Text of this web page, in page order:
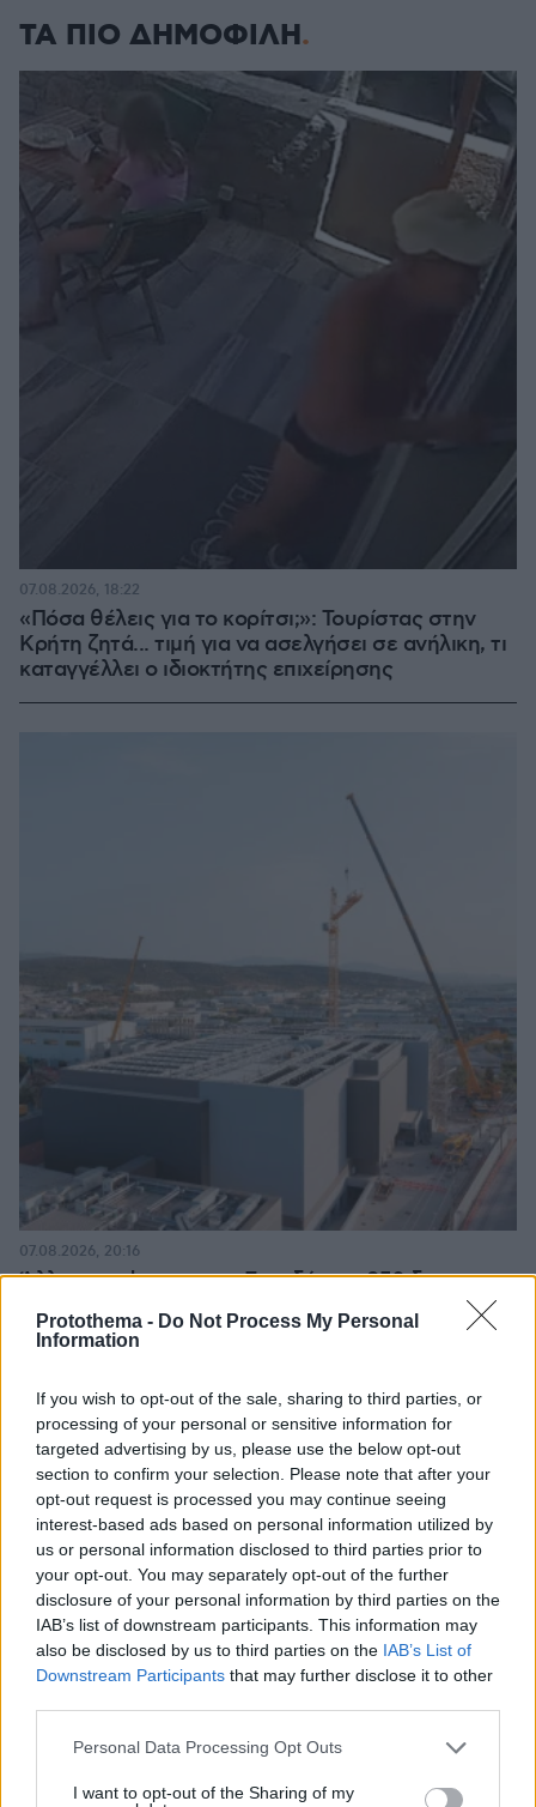
Protothema - Do Not Process My Personal
Information
If you wish to opt-out of the sale, sharing to third parties, or
processing of your personal or sensitive information for
targeted advertising by us, please use the below opt-out
section to confirm your selection. Please note that after your
opt-out request is processed you may continue seeing
interest-based ads based on personal information utilized by
us or personal information disclosed to third parties prior to
your opt-out. You may separately opt-out of the further
disclosure of your personal information by third parties on the
IAB’s list of downstream participants. This information may
also be disclosed by us to third parties on the IAB’s List of
Downstream Participants that may further disclose it to other
Please note that this website/app uses one or more Google
not limited to your visit or usage behaviour. You may click to
Personal Data Processing Opt Outs
I want to opt-out of the Sharing of my
ΤΑ ΠΙΟ ΔΗΜΟΦΙΛΗ
«Πόσα θέλεις για το κορίτσι;»: Τουρίστας στην
Κρήτη ζητά... τιμή για να ασελγήσει σε ανήλικη, τι
καταγγέλλει ο ιδιοκτήτης επιχείρησης
07.08.2026, 18:22
Άλλος για data center; Επενδύσεις €50 δισ. την
07.08.2026, 20:16